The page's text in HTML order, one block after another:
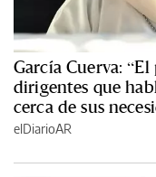
García Cuerva:
dirigentes que
cerca de sus
elDiarioAR